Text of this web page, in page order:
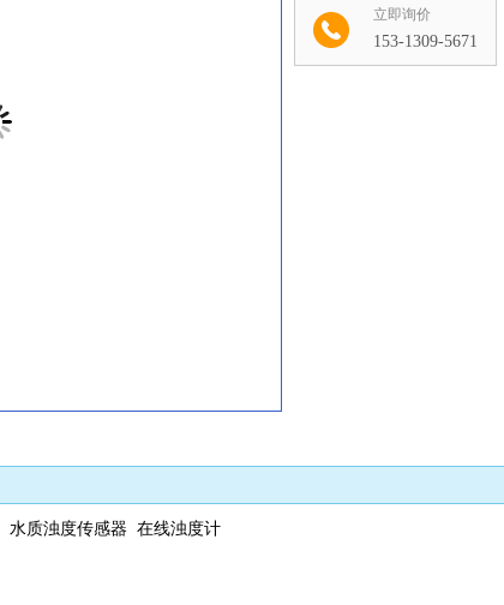
立即询价
153-1309-5671
水质浊度传感器 在线浊度计